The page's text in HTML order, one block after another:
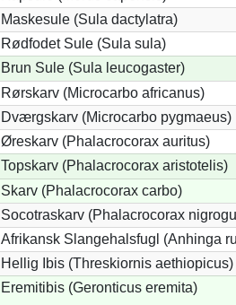
Maskesule (Sula dactylatra)
Rødfodet Sule (Sula sula)
Brun Sule (Sula leucogaster)
Rørskarv (Microcarbo africanus)
Dværgskarv (Microcarbo pygmaeus)
Øreskarv (Phalacrocorax auritus)
Topskarv (Phalacrocorax aristotelis)
Skarv (Phalacrocorax carbo)
Socotraskarv (Phalacrocorax
Afrikansk Slangehalsfugl (Anhinga
Hellig Ibis (Threskiornis aethiopicus)
Eremitibis (Geronticus eremita)